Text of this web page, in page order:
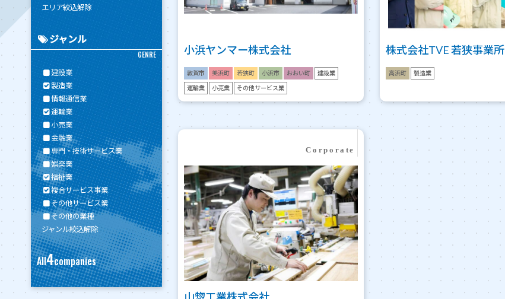
エリア絞込解除
ジャンル
GENRE
建設業
製造業
情報通信業
運輸業
小売業
金融業
専門・技術サービス業
娯楽業
福祉業
複合サービス事業
その他サービス業
その他の業種
ジャンル絞込解除
All4companies
小浜ヤンマー株式会社
敦賀市 美浜町 若狭町 小浜市 おおい町 建設業
運輸業 小売業 その他サービス業
株式会社TVE 若狭事業所
高浜町 製造業